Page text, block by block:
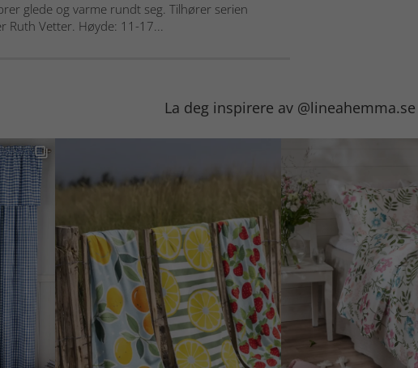
glede og varme rundt seg. Tilhører serien
Ruth Vetter. Høyde: 11-17...
La deg inspirere av @lineahemma.se